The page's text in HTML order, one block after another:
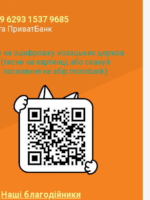
6293 1537 9685
ПриватБанк
на оцифровку козацьких церков
(тисни на картинці, або скануй
посилання на збір monobank):
Наші благодійники